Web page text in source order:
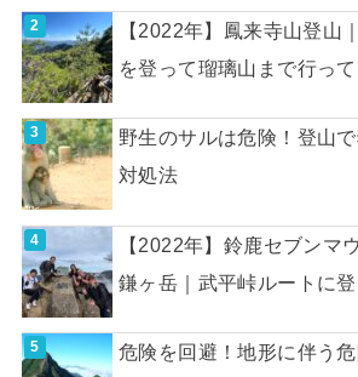
【2022年】鳳来寺山登山
を登って瑠璃山まで行っ
野生のサルは危険！登山
対処法
【2022年】鈴鹿セブンマ
鎌ヶ岳｜武平峠ルートに
危険を回避！地形に伴う